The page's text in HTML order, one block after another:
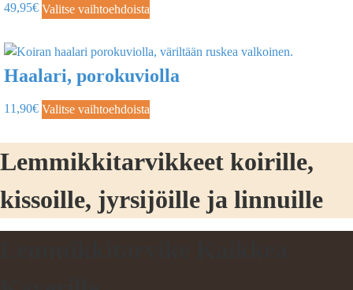
49,95€ Valitse vaihtoehdoista
Haalari, porokuviolla
11,90€ Valitse vaihtoehdoista
Lemmikkitarvikkeet koirille,
kissoille, jyrsijöille ja linnuille